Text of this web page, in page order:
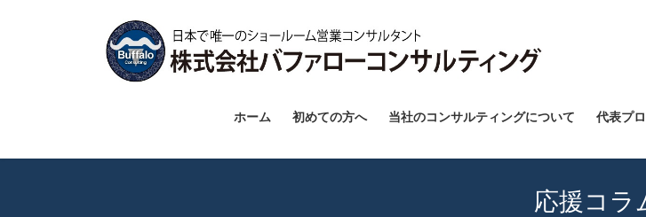
キ
に
ホーム 初めての方へ 当社のコンサルティングについて 代表プ
応援コラ